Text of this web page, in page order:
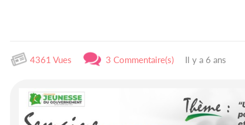
4361 Vues 3 Commentaire(s) Il y a 6 ans